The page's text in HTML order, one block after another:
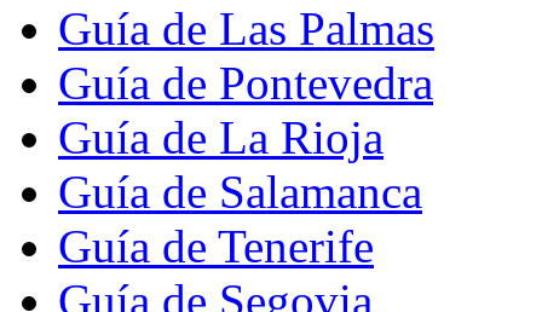
Guía de Las Palmas
Guía de Pontevedra
Guía de La Rioja
Guía de Salamanca
Guía de Tenerife
Guía de Segovia